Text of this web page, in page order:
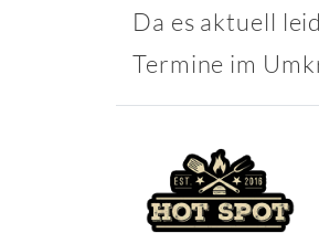
Da es aktuell
Termine im